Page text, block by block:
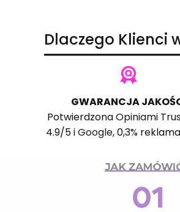
Dlaczego Klienci
GWARANCJA
PotwierdzonaOpiniami
4.9/5 iGoogle, 0,3%